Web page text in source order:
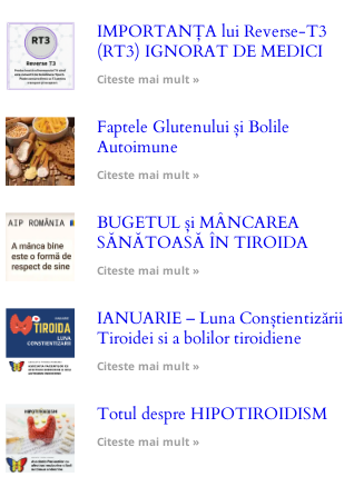
IMPORTANȚA lui Reverse-T3
(RT3) IGNORAT DE MEDICI
Citeste mai mult »
Faptele Glutenului și Bolile
Autoimune
Citeste mai mult »
BUGETUL și MÂNCAREA
SĂNĂTOASĂ ÎN TIROIDA
Citeste mai mult »
IANUARIE – Luna Conștientizării
Tiroidei si a bolilor tiroidiene
Citeste mai mult »
Totul despre HIPOTIROIDISM
Citeste mai mult »